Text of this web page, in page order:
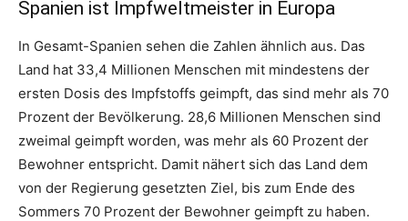
Spanien ist Impfweltmeister in Europa
In Gesamt-Spanien sehen die Zahlen ähnlich aus. Das
Land hat 33,4 Millionen Menschen mit mindestens der
ersten Dosis des Impfstoffs geimpft, das sind mehr als 70
Prozent der Bevölkerung. 28,6 Millionen Menschen sind
zweimal geimpft worden, was mehr als 60 Prozent der
Bewohner entspricht. Damit nähert sich das Land dem
von der Regierung gesetzten Ziel, bis zum Ende des
Sommers 70 Prozent der Bewohner geimpft zu haben.